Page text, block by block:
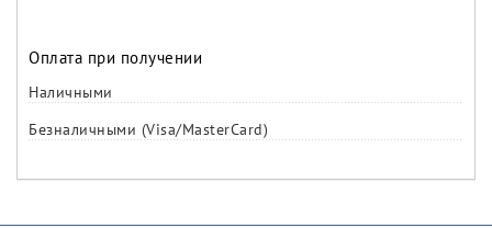
Оплата при получении
Наличными
Безналичными (Visa/MasterCard)